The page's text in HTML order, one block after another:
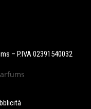
– P.IVA 02391540032